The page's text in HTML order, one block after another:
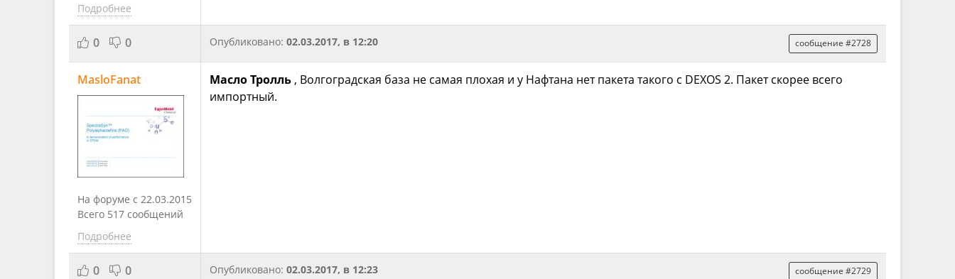
Подробнее
0 0 Опубликовано: 02.03.2017, в 12:20 сообщение #2728
MasloFanat
На форуме с 22.03.2015
Всего 517 сообщений
Подробнее
Масло Тролль , Волгоградская база не самая плохая и у Нафтана нет пакета такого с DEXOS 2. Пакет скорее всего
импортный.
0 0 Опубликовано: 02.03.2017, в 12:23 сообщение #2729